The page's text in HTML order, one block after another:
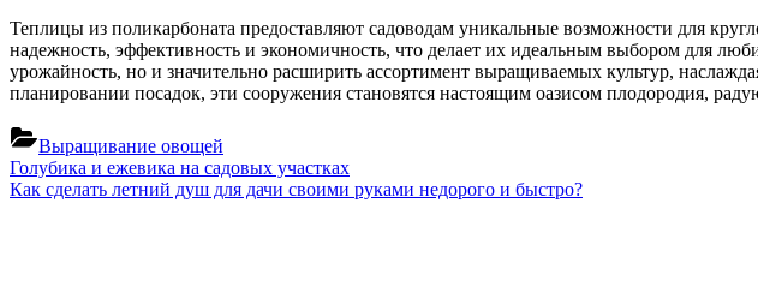
Теплицы из поликарбоната предоставляют садоводам уникальные возможности для
надежность, эффективность и экономичность, что делает их идеальным выбором для
урожайность, но и значительно расширить ассортимент выращиваемых культур,
планировании посадок, эти сооружения становятся настоящим оазисом плодородия,
Выращивание овощей
Навигация
по
Previous
Post:
Голубика и ежевика на садовых участках
Next
Как сделать летний душ для дачи своими руками недорого и быстро?